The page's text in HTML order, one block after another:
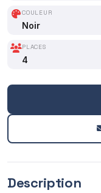
COULEUR
Noir
PLACES
4
Description